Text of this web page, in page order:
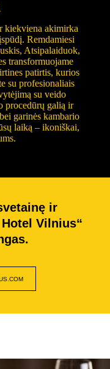
kiekviena akimirka
Remdamiesi
Atsipalaiduok,
transformuojame
patirtis, kurios
su profesionaliais
su veido
procedūrų galią ir
garinės kambario
laiką – ikoniškai,
ir
Vilnius“